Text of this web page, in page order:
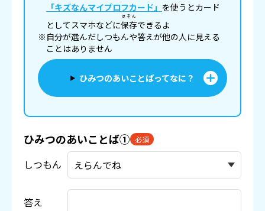
「キズなんマイプロフカード」 を使うとカード
としてスマホなどに保存
ほぞん
できるよ
※自分が選んだしつもんや答えが他の人に見える
ことはありません
ひみつのあいことばってなに？
ひみつのあいことば① 必須
しつもん
答え